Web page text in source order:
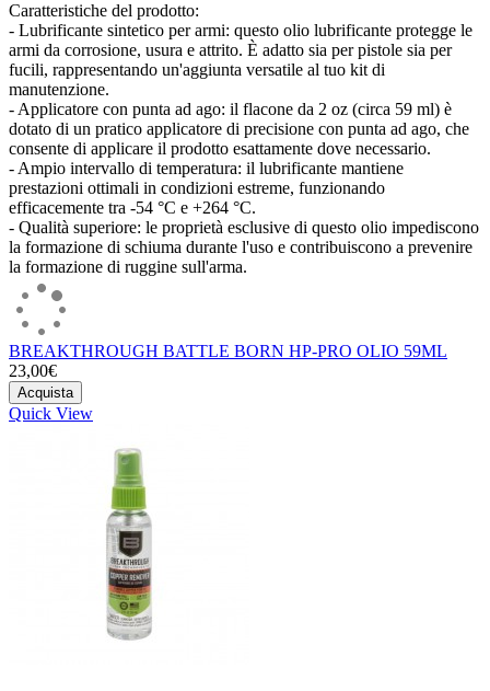
Caratteristiche del prodotto:
- Lubrificante sintetico per armi: questo olio lubrificante protegge le
armi da corrosione, usura e attrito. È adatto sia per pistole sia per
fucili, rappresentando un'aggiunta versatile al tuo kit di
manutenzione.
- Applicatore con punta ad ago: il flacone da 2 oz (circa 59 ml) è
dotato di un pratico applicatore di precisione con punta ad ago, che
consente di applicare il prodotto esattamente dove necessario.
- Ampio intervallo di temperatura: il lubrificante mantiene
prestazioni ottimali in condizioni estreme, funzionando
efficacemente tra -54 °C e +264 °C.
- Qualità superiore: le proprietà esclusive di questo olio impediscono
la formazione di schiuma durante l'uso e contribuiscono a prevenire
la formazione di ruggine sull'arma.
BREAKTHROUGH BATTLE BORN HP-PRO OLIO 59ML
23,00€
Acquista
Quick View